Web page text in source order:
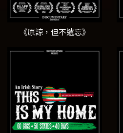
《原諒，但不遺忘》